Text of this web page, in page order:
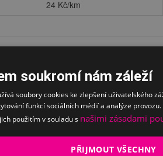
24 Kč/km
kartou na
možná na prodejně Pod Dálnicí 957/5,
platební a kreditní karty.
soukromí nám záleží
soubory cookies ke zlepšení uživatelského
funkcí sociálních médií a analýze
použitím v souladu s našimi zásadami
PŘIJMOUT VŠECHNY